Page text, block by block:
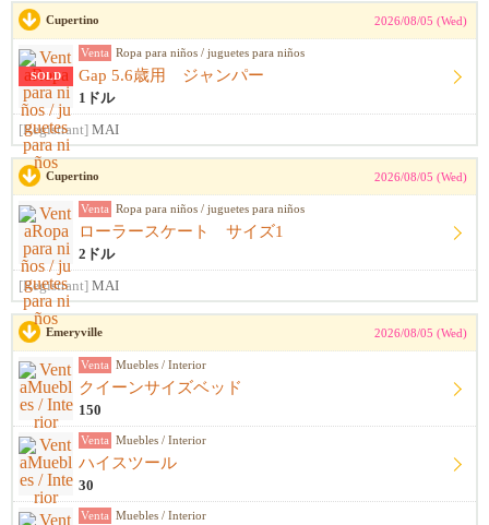
Cupertino 2026/08/05 (Wed)
SOLD
Venta Ropa para niños / juguetes para niños
Gap 5.6歳用 ジャンパー
1ドル
[Registrant] MAI
Cupertino 2026/08/05 (Wed)
Venta Ropa para niños / juguetes para niños
ローラースケート サイズ1
2ドル
[Registrant] MAI
Emeryville 2026/08/05 (Wed)
Venta Muebles / Interior
クイーンサイズベッド
150
Venta Muebles / Interior
ハイスツール
30
Venta Muebles / Interior